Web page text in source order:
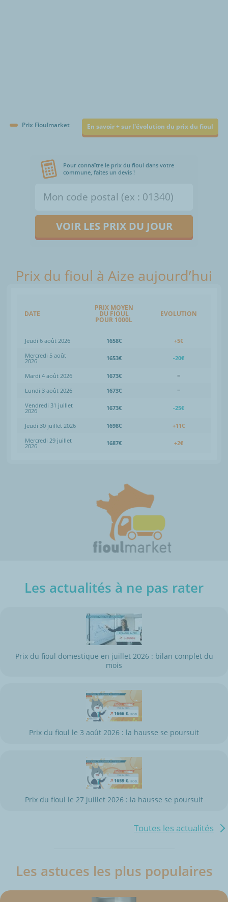
Prix Fioulmarket En savoir + sur l'évolution du prix du fioul
Pour connaître le prix du fioul dans votre
commune, faites un devis !
VOIR LES PRIX DU JOUR
Prix du fioul à Aize aujourd’hui
DATE
PRIX MOYEN
DU FIOUL
POUR 1000L
EVOLUTION
Jeudi 6 août 2026 1658€
+5€
Mercredi 5 août
2026 1653€ -20€
Mardi 4 août 2026 1673€
=
Lundi 3 août 2026
1673€
=
Vendredi 31 juillet
2026 1673€ -25€
Jeudi 30 juillet 2026 1698€
+11€
Mercredi 29 juillet
2026 1687€ +2€
Les actualités à ne pas rater
Prix du fioul domestique en juillet 2026 : bilan complet du
mois
Prix du fioul le 3 août 2026 : la hausse se poursuit
Prix du fioul le 27 juillet 2026 : la hausse se poursuit
Toutes les actualités
Les astuces les plus populaires